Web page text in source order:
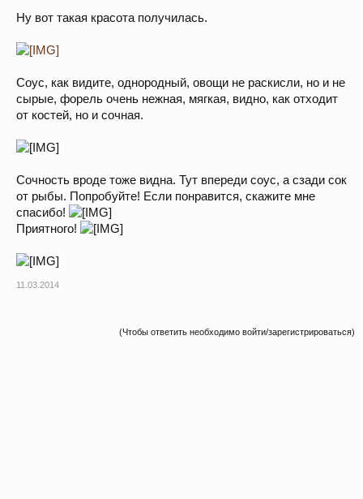
Ну вот такая красота получилась.
Соус, как видите, однородный, овощи не раскисли, но и не
сырые, форель очень нежная, мягкая, видно, как отходит
от костей, но и сочная.
Сочность вроде тоже видна. Тут впереди соус, а сзади сок
от рыбы. Попробуйте! Если понравится, скажите мне
спасибо!
Приятного!
11.03.2014
(Чтобы ответить необходимо войти/зарегистрироваться)